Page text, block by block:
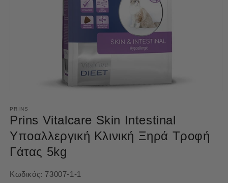
1
στο
βοηθητικό
παράθυρο
PRINS
Prins Vitalcare Skin Intestinal
Υποαλλεργική Κλινική Ξηρά Τροφή
Γάτας 5kg
Κωδικός: 73007-1-1